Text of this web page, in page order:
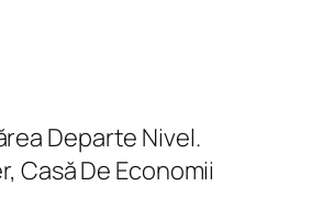
Departe Nivel.
Casă De Economii